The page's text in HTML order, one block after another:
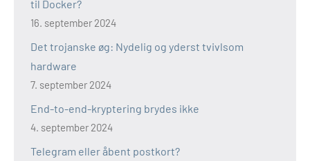
til Docker?
16. september 2024
Det trojanske øg: Nydelig og yderst tvivlsom
hardware
7. september 2024
End-to-end-kryptering brydes ikke
4. september 2024
Telegram eller åbent postkort?